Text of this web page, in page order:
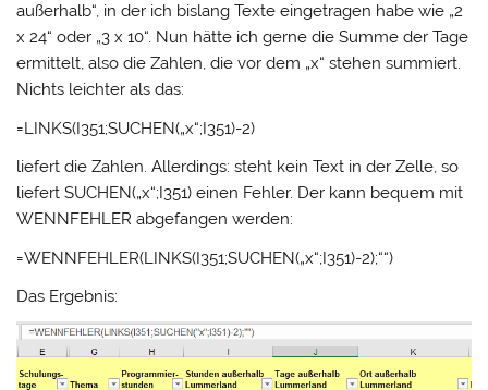
außerhalb“, in der ich bislang Texte eingetragen habe wie „2
x 24“ oder „3 x 10“. Nun hätte ich gerne die Summe der Tage
ermittelt, also die Zahlen, die vor dem „x“ stehen summiert.
Nichts leichter als das:
=LINKS(I351;SUCHEN(„x“;I351)-2)
liefert die Zahlen. Allerdings: steht kein Text in der Zelle, so
liefert SUCHEN(„x“;I351) einen Fehler. Der kann bequem mit
WENNFEHLER abgefangen werden:
=WENNFEHLER(LINKS(I351;SUCHEN(„x“;I351)-2);““)
Das Ergebnis: